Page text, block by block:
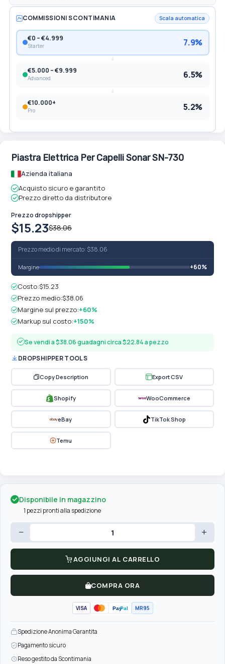
COMMISSIONI SCONTIMANIA Scala automatica
€0 – €4.999
Starter 7.9%
€5.000 – €9.999
Advanced 6.5%
€10.000+
Pro 5.2%
Piastra Elettrica Per Capelli Sonar SN-730
Azienda italiana
Acquisto sicuro e garantito
Prezzo diretto da distributore
Prezzo dropshipper
$15.23$38.06
Prezzo medio di mercato: $38.06
Margine +60%
Costo:$15.23
Prezzo medio:$38.06
Margine sul prezzo:+60%
Markup sul costo:+150%
Se vendi a $38.06 guadagni circa $22.84 a pezzo
DROPSHIPPER TOOLS
Copy Description Export CSV
Shopify WooCommerce
eBay TikTok Shop
Temu
Disponibile in magazzino
1 pezzi pronti alla spedizione
− +
AGGIUNGI AL CARRELLO
COMPRA ORA
VISA PayPal MR95
Spedizione Anonima Garantita
Pagamento sicuro
Reso gestito da Scontimania